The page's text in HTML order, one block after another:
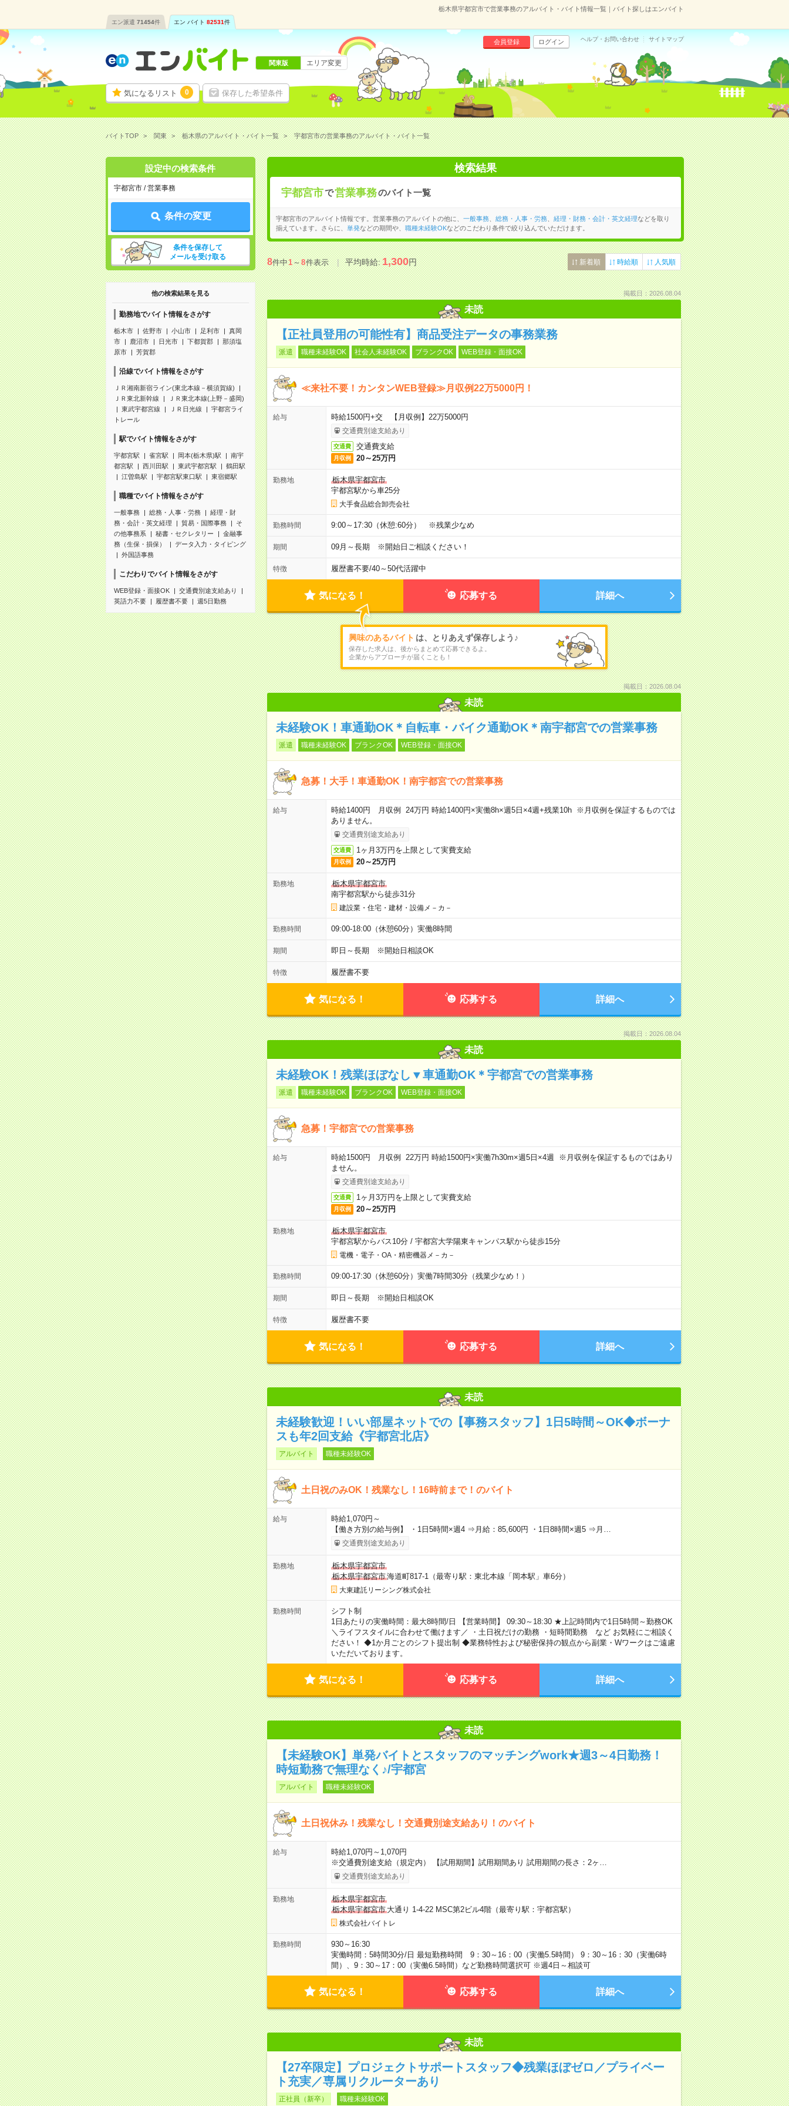
栃木県宇都宮市で営業事務のアルバイト・バイト情報一覧｜バイト探しはエンバイト
エン派遣 71454件 エン バイト 82531件
気になるリスト 0 保存した希望条件
会員登録 ログイン ヘルプ・お問い合わせ サイトマップ
関東版 エリア変更
バイトTOP 関東 栃木県のアルバイト・バイト一覧 宇都宮市の営業事務のアルバイト・バイト一覧
設定中の検索条件
宇都宮市 / 営業事務
条件の変更
条件を保存して
メールを受け取る
他の検索結果を見る
勤務地でバイト情報をさがす
栃木市 佐野市 小山市 足利市
真岡
市
鹿沼市 日光市 下都賀郡
那須塩
原市
芳賀郡
沿線でバイト情報をさがす
ＪＲ湘南新宿ライン(東北本線－横須賀線)
ＪＲ東北新幹線
ＪＲ東北本線(上野－盛岡)
東武宇都宮線
ＪＲ日光線
宇都宮ライ
トレール
駅でバイト情報をさがす
宇都宮駅 雀宮駅 岡本(栃木県)駅
南宇
都宮駅
西川田駅 東武宇都宮駅
鶴田駅
江曽島駅
宇都宮駅東口駅 東宿郷駅
職種でバイト情報をさがす
一般事務 総務・人事・労務
経理・財
務・会計・英文経理
貿易・国際事務
そ
の他事務系
秘書・セクレタリー
金融事
務（生保・損保）
データ入力・タイピング
外国語事務
こだわりでバイト情報をさがす
WEB登録・面接OK
交通費別途支給あり
英語力不要
履歴書不要 週5日勤務
検索結果
宇都宮市で営業事務のバイト一覧
宇都宮市のアルバイト情報です。営業事務のアルバイトの他に、 一般事務、 総務・人事・労務、 経理・財務・会計・英文経理などを取り
揃えています。さらに、
単発などの期間や、 職種未経験OKなどのこだわり条件で絞り込んでいただけます。
8件中1～8件表示 平均時給:1,300円 新着順 時給順 人気順
掲載日：2026.08.04
未読
【正社員登用の可能性有】商品受注データの事務業務
派遣 職種未経験OK 社会人未経験OK ブランクOK WEB登録・面接OK
≪来社不要！カンタンWEB登録≫月収例22万5000円！
給与 時給1500円+交 【月収例】22万5000円
交通費別途支給あり
交通費 交通費支給
月収例 20～25万円
勤務地
栃木県宇都宮市
宇都宮駅から車25分
大手食品総合卸売会社
勤務時間 9:00～17:30（休憩:60分） ※残業少なめ
期間 09月～長期 ※開始日ご相談ください！
特徴 履歴書不要/40～50代活躍中
気になる！ 応募する 詳細へ
興味のあるバイト は、とりあえず保存しよう♪
保存した求人は、後からまとめて応募できるよ。
企業からアプローチが届くことも！
掲載日：2026.08.04
未読
未経験OK！車通勤OK＊自転車・バイク通勤OK＊南宇都宮での営業事務
派遣 職種未経験OK ブランクOK WEB登録・面接OK
急募！大手！車通勤OK！南宇都宮での営業事務
給与
時給1400円 月収例 24万円 時給1400円×実働8h×週5日×4週+残業10h ※月収例を保証するものでは
ありません。
交通費別途支給あり
交通費 1ヶ月3万円を上限として実費支給
月収例 20～25万円
勤務地
栃木県宇都宮市
南宇都宮駅から徒歩31分
建設業・住宅・建材・設備メ－カ－
勤務時間 09:00-18:00（休憩60分）実働8時間
期間 即日～長期 ※開始日相談OK
特徴 履歴書不要
気になる！ 応募する 詳細へ
掲載日：2026.08.04
未読
未経験OK！残業ほぼなし▼車通勤OK＊宇都宮での営業事務
派遣 職種未経験OK ブランクOK WEB登録・面接OK
急募！宇都宮での営業事務
給与
時給1500円 月収例 22万円 時給1500円×実働7h30m×週5日×4週 ※月収例を保証するものではあり
ません。
交通費別途支給あり
交通費 1ヶ月3万円を上限として実費支給
月収例 20～25万円
勤務地
栃木県宇都宮市
宇都宮駅からバス10分/ 宇都宮大学陽東キャンパス駅から徒歩15分
電機・電子・OA・精密機器メ－カ－
勤務時間 09:00-17:30（休憩60分）実働7時間30分（残業少なめ！）
期間 即日～長期 ※開始日相談OK
特徴 履歴書不要
気になる！ 応募する 詳細へ
未読
未経験歓迎！いい部屋ネットでの【事務スタッフ】1日5時間～OK◆ボーナ
スも年2回支給《宇都宮北店》
アルバイト 職種未経験OK
土日祝のみOK！残業なし！16時前まで！のバイト
給与
時給1,070円～
【働き方別の給与例】 ・1日5時間×週4 ⇒月給：85,600円 ・1日8時間×週5 ⇒月…
交通費別途支給あり
勤務地
栃木県宇都宮市
栃木県宇都宮市海道町817‐1（最寄り駅：東北本線「岡本駅」車6分）
大東建託リーシング株式会社
勤務時間
シフト制
1日あたりの実働時間：最大8時間/日 【営業時間】 09:30～18:30 ★上記時間内で1日5時間～勤務OK
＼ライフスタイルに合わせて働けます／ ・土日祝だけの勤務 ・短時間勤務 など お気軽にご相談く
ださい！ ◆1か月ごとのシフト提出制 ◆業務特性および秘密保持の観点から副業・Wワークはご遠慮
いただいております。
気になる！ 応募する 詳細へ
未読
【未経験OK】単発バイトとスタッフのマッチングwork★週3～4日勤務！
時短勤務で無理なく♪/宇都宮
アルバイト 職種未経験OK
土日祝休み！残業なし！交通費別途支給あり！のバイト
給与
時給1,070円～1,070円
※交通費別途支給（規定内） 【試用期間】試用期間あり 試用期間の長さ：2ヶ…
交通費別途支給あり
勤務地
栃木県宇都宮市
栃木県宇都宮市大通り 1-4-22 MSC第2ビル4階（最寄り駅：宇都宮駅）
株式会社バイトレ
勤務時間
930～16:30
実働時間：5時間30分/日 最短勤務時間 9：30～16：00（実働5.5時間） 9：30～16：30（実働6時
間）、9：30～17：00（実働6.5時間）など勤務時間選択可 ※週4日～相談可
気になる！ 応募する 詳細へ
未読
【27卒限定】プロジェクトサポートスタッフ◆残業ほぼゼロ／プライベー
ト充実／専属リクルーターあり
正社員（新卒） 職種未経験OK